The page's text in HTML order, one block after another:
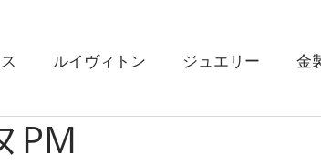
ルイヴィトン ジュエリー 金
時計
PM